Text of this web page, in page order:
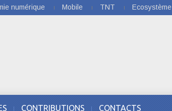
numérique Mobile TNT Ecosystème
CONTRIBUTIONS CONTACTS